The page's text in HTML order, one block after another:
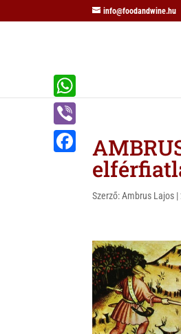
info@foodandwine.hu
Szerző:Ambrus Lajos |
W
h
a
V